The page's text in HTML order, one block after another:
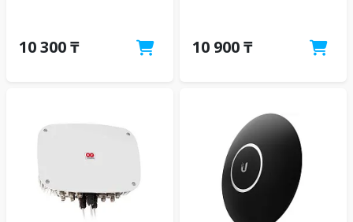
10 300 ₸ 10 900 ₸